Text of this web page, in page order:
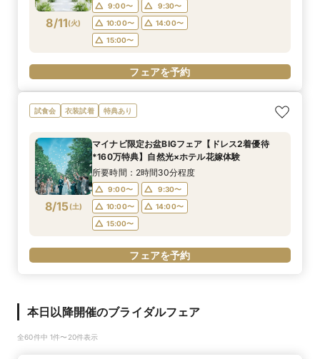
8/11(火)
9:00〜
9:30〜
10:00〜
14:00〜
15:00〜
フェアを予約
試食会 衣装試着 特典あり
8/15(土)
マイナビ限定お盆BIGフェア【ドレス2着優待
*160万特典】自然光×ホテル花嫁体験
所要時間：2時間30分程度
9:00〜
9:30〜
10:00〜
14:00〜
15:00〜
フェアを予約
本日以降開催のブライダルフェア
全60件中 1件〜20件表示